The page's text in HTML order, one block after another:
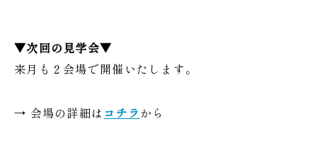
▼次回の見学会▼
来月も２会場で開催いたします。
→ 会場の詳細は コチラ から